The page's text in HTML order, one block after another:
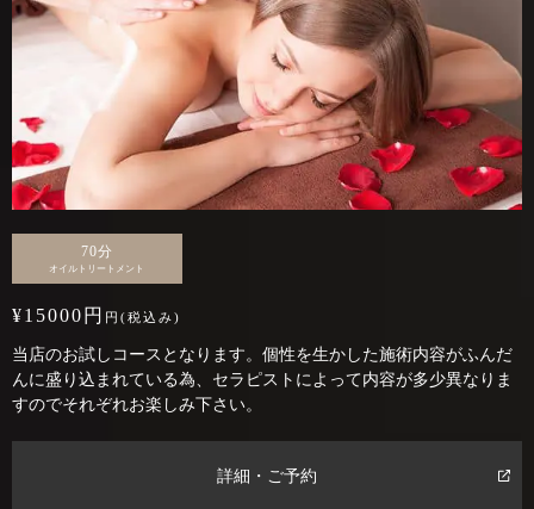
70分
オイルトリートメント
¥15000円 円(税込み)
当店のお試しコースとなります。個性を生かした施術内容がふんだ
んに盛り込まれている為、セラピストによって内容が多少異なりま
すのでそれぞれお楽しみ下さい。
詳細・ご予約